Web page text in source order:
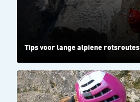
Tips voor lange alpiene rotsroutes